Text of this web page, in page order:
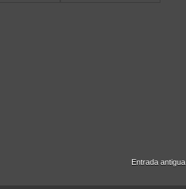
Entrada antigua